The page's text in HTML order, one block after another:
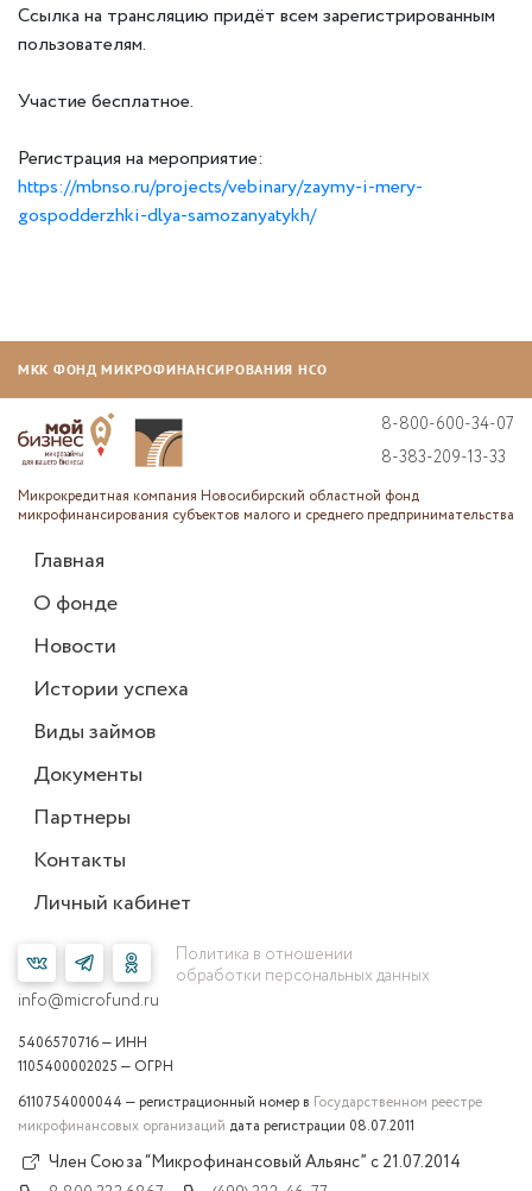
Ссылка на трансляцию придёт всем зарегистрированным
пользователям.
Участие бесплатное.
Регистрация на мероприятие:
https://mbnso.ru/projects/vebinary/zaymy-i-mery-
gospodderzhki-dlya-samozanyatykh/
МКК ФОНД МИКРОФИНАНСИРОВАНИЯ НСО
8-800-600-34-07
8-383-209-13-33
Микрокредитная компания Новосибирский областной фонд
микрофинансирования субъектов малого и среднего предпринимательства
Главная
О фонде
Новости
Истории успеха
Виды займов
Документы
Партнеры
Контакты
Личный кабинет
info@microfund.ru
Политика в отношении
обработки персональных данных
5406570716 — ИНН
1105400002025 — ОГРН
6110754000044 — регистрационный номер в Государственном реестре
микрофинансовых организаций дата регистрации 08.07.2011
Член Союза “Микрофинансовый Альянс” с 21.07.2014